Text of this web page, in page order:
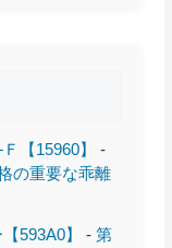
【15960】
-
の重要な乖離
593A0】 -第